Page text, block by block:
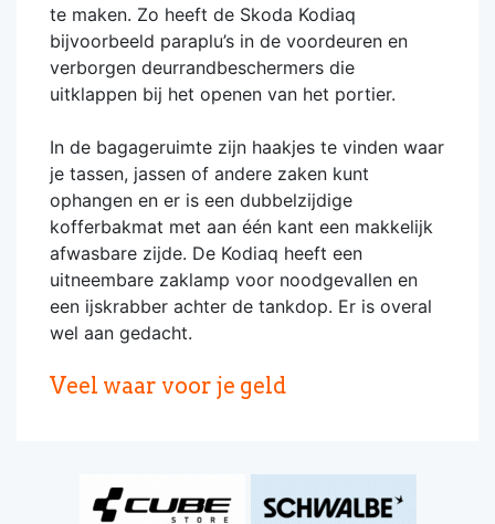
te maken. Zo heeft de Skoda Kodiaq
bijvoorbeeld paraplu’s in de voordeuren en
verborgen deurrandbeschermers die
uitklappen bij het openen van het portier.
In de bagageruimte zijn haakjes te vinden waar
je tassen, jassen of andere zaken kunt
ophangen en er is een dubbelzijdige
kofferbakmat met aan één kant een makkelijk
afwasbare zijde. De Kodiaq heeft een
uitneembare zaklamp voor noodgevallen en
een ijskrabber achter de tankdop. Er is overal
wel aan gedacht.
Veel waar voor je geld